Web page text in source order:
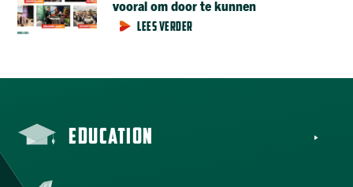
vooral om door te kunnen
LEES VERDER
EDUCATION